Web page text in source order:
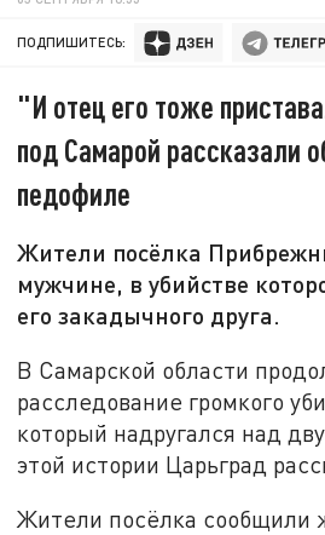
ПОДПИШИТЕСЬ:
"И отец его тоже
под Самарой рассказали
педофиле
Жители посёлка
мужчине, в убийстве
его закадычного друга.
В Самарской области
расследование громкого
который надругался над
этой истории Царьград
Жители посёлка сообщили